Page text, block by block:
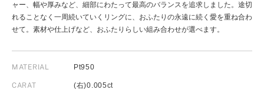
ャー、幅や厚みなど、細部にわたって最高のバランスを追求しました。途切
れることなく一周続いていくリングに、おふたりの永遠に続く愛を重ね合わ
せて。素材や仕上げなど、おふたりらしい組み合わせが選べます。
MATERIAL Pt950
CARAT (右)0.005ct